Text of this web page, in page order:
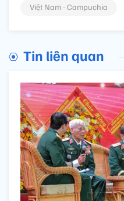
Việt Nam - Campuchia
Tin liên quan